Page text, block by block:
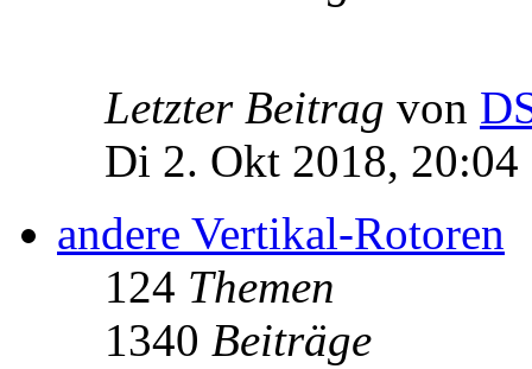
Letzter Beitrag von
Di 2. Okt 2018, 20:04
andere Vertikal-Rotoren
124 Themen
1340 Beiträge